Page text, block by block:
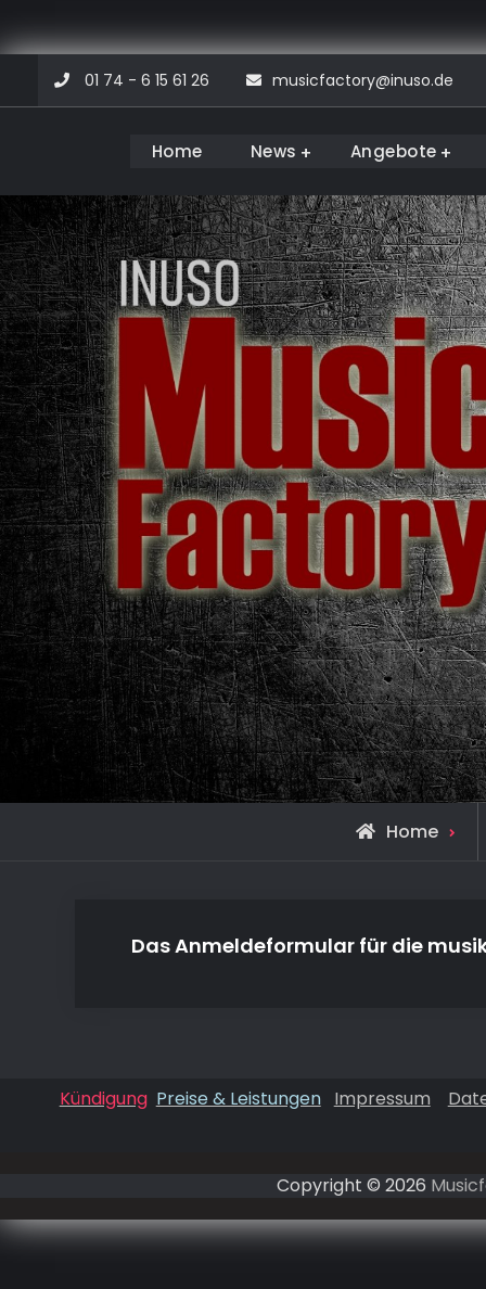
content
01 74 - 6 15 61 26 musicfactory@inuso.de
Musicfactory
Home News Angebote
Home
Das Anmeldeformular für die
Kündigung Preise & Leistungen Impressum
Copyright © 2026